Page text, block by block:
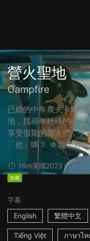
營火聖地
Campfire
已婚的中年農夫卡爾駕
地，找尋年輕時的心上
享受假期的男人們，卡
「他」嗎？ ☆我帶著
16m美國2023
免費
字幕
English
繁體中文
Tiếng Việt ภาษาไท